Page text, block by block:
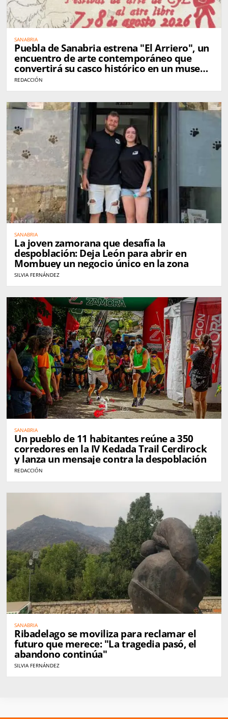
SANABRIA
Puebla de Sanabria estrena "El Arriero", un
encuentro de arte contemporáneo que
convertirá su casco histórico en un museo
al aire libre
REDACCIÓN
SANABRIA
La joven zamorana que desafía la
despoblación: Deja León para abrir en
Mombuey un negocio único en la zona
SILVIA FERNÁNDEZ
SANABRIA
Un pueblo de 11 habitantes reúne a 350
corredores en la IV Kedada Trail Cerdirock
y lanza un mensaje contra la despoblación
REDACCIÓN
SANABRIA
Ribadelago se moviliza para reclamar el
futuro que merece: "La tragedia pasó, el
abandono continúa"
SILVIA FERNÁNDEZ